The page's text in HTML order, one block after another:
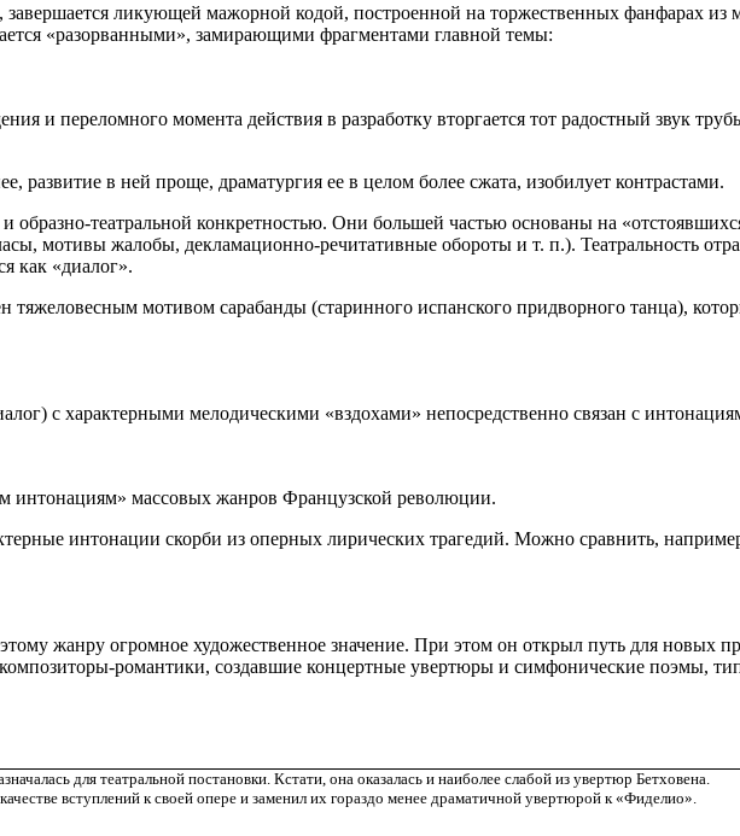
ликующей мажорной кодой, построенной на торжественных фанфарах
«разорванными», замирающими фрагментами главной темы:
и переломного момента действия в разработку вторгает­ся тот радостный звук
в ней проще, драматургия ее в целом более сжа­та, изобилует контрастами.
театральной конкретностью. Они большей частью осно­ваны на
мотивы жалобы, декламационно-речитативные обороты и т. п.). Театральность
как «диалог».
тяжеловесным мотивом сарабанды (старинного испанского придворного танца),
с характерными мелодическими «вздохами» непосредственно связан с
интонациям» массовых жанров Французской революции.
интонации скорби из оперных лирических трагедий. Можно сравнить,
жанру огромное художественное значение. При этом он открыл путь для новых
романтики, создавшие концертные увертюры и симфони­ческие поэмы,
для театральной постановки. Кстати, она оказалась и наиболее сла­бой из увертюр Бетховена.
вступлений к своей опере и заменил их гораздо менее драматичной увертюрой к «Фиделио».